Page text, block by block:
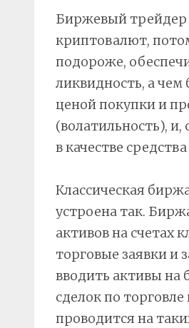
Биржевый трейдер
криптовалют,
подороже,
ликвидность, а
ценой покупки и
(волатильность),
в качестве
Классическая
устроена так.
активов на счетах
торговые заявки и
вводить активы на
сделок по
проводится на